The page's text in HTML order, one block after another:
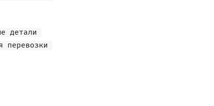
детали
перевозки